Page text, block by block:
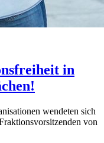
in
wendeten sich
von